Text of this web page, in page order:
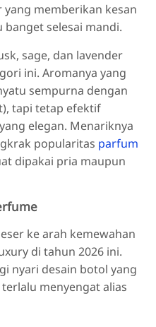
memberikan kesan
selesai mandi.
sage, dan lavender
ini. Aromanya yang
sempurna dengan
tapi tetap efektif
elegan. Menariknya
popularitas parfum
dipakai pria maupun
ke arah kemewahan
di tahun 2026 ini.
nyari desain botol yang
menyengat alias